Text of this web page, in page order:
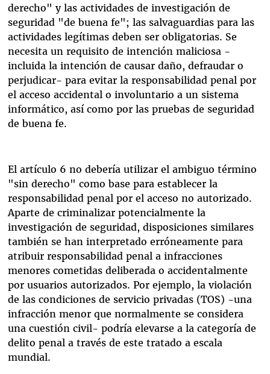
derecho" y las actividades de investigación de
seguridad "de buena fe"; las salvaguardias para las
actividades legítimas deben ser obligatorias. Se
necesita un requisito de intención maliciosa -
incluida la intención de causar daño, defraudar o
perjudicar- para evitar la responsabilidad penal por
el acceso accidental o involuntario a un sistema
informático, así como por las pruebas de seguridad
de buena fe.
El artículo 6 no debería utilizar el ambiguo término
"sin derecho" como base para establecer la
responsabilidad penal por el acceso no autorizado.
Aparte de criminalizar potencialmente la
investigación de seguridad, disposiciones similares
también se han interpretado erróneamente para
atribuir responsabilidad penal a infracciones
menores cometidas deliberada o accidentalmente
por usuarios autorizados. Por ejemplo, la violación
de las condiciones de servicio privadas (TOS) -una
infracción menor que normalmente se considera
una cuestión civil- podría elevarse a la categoría de
delito penal a través de este tratado a escala
mundial.